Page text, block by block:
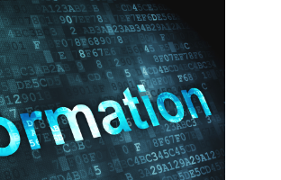
Les
options
peuvent
être
choisies
sur
la
page